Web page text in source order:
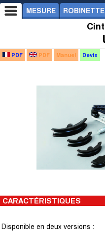
MESURE
PDF PDF Manuel Devis
CARACTÉRISTIQUES
Disponible en deux versions :